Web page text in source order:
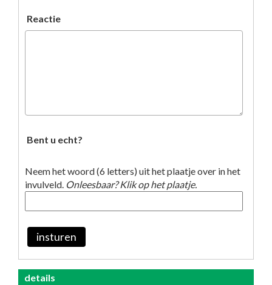
Reactie
Bent u echt?
Neem het woord (6 letters) uit het plaatje over in het
invulveld. Onleesbaar? Klik op het plaatje.
insturen
details